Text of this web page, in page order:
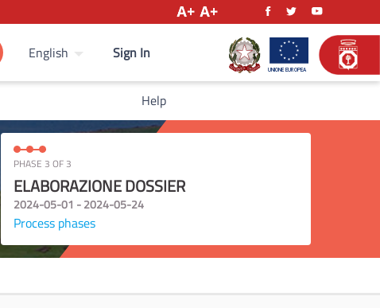
English Sign In
Help
PHASE 3 OF 3
ELABORAZIONE DOSSIER
2024-05-01 - 2024-05-24
Process phases